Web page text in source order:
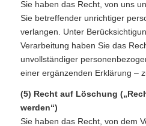
Sie haben das Recht, von uns
Sie betreffender unrichtiger
verlangen. Unter
Verarbeitung haben Sie das
unvollständiger
einer ergänzenden Erklärung –
(5) Recht auf Löschung
werden“)
Sie haben das Recht, von dem